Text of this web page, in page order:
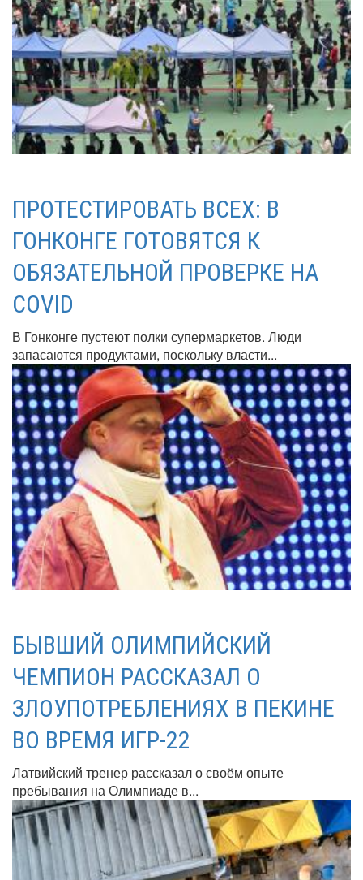
ПРОТЕСТИРОВАТЬ ВСЕХ: В
ГОНКОНГЕ ГОТОВЯТСЯ К
ОБЯЗАТЕЛЬНОЙ ПРОВЕРКЕ НА
COVID
В Гонконге пустеют полки супермаркетов. Люди
запасаются продуктами, поскольку власти...
БЫВШИЙ ОЛИМПИЙСКИЙ
ЧЕМПИОН РАССКАЗАЛ О
ЗЛОУПОТРЕБЛЕНИЯХ В ПЕКИНЕ
ВО ВРЕМЯ ИГР-22
Латвийский тренер рассказал о своём опыте
пребывания на Олимпиаде в...